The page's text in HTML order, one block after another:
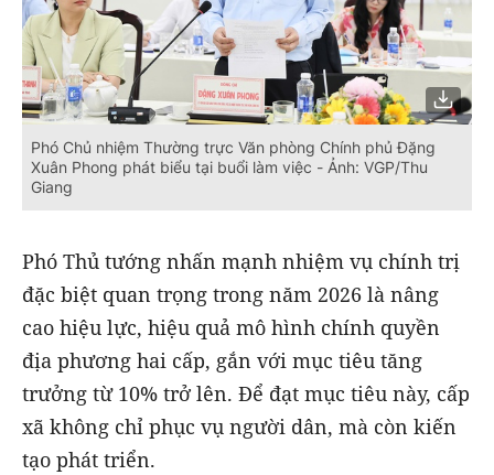
Phó Chủ nhiệm Thường trực Văn phòng Chính phủ Đặng
Xuân Phong phát biểu tại buổi làm việc - Ảnh: VGP/Thu
Giang
Phó Thủ tướng nhấn mạnh nhiệm vụ chính trị
đặc biệt quan trọng trong năm 2026 là nâng
cao hiệu lực, hiệu quả mô hình chính quyền
địa phương hai cấp, gắn với mục tiêu tăng
trưởng từ 10% trở lên. Để đạt mục tiêu này, cấp
xã không chỉ phục vụ người dân, mà còn kiến
tạo phát triển.